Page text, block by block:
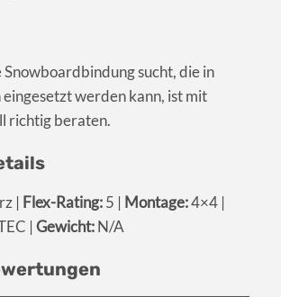
sucht, die in
werden kann, ist mit
richtig beraten.
| Flex-Rating:5 | Montage:4×4 |
| Gewicht:N/A